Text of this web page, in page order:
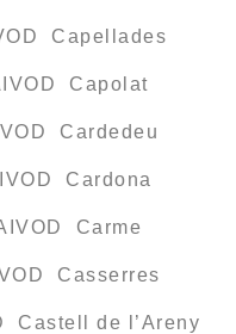
Capellades
Capolat
Cardedeu
Cardona
Carme
Casserres
Castell de l’Areny